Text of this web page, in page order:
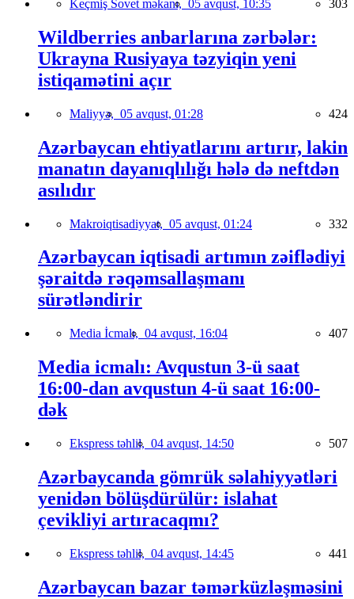
Keçmiş Sovet məkanı, 05 avqust, 10:35 303
Wildberries anbarlarına zərbələr:
Ukrayna Rusiyaya təzyiqin yeni
istiqamətini açır
Maliyyə, 05 avqust, 01:28 424
Azərbaycan ehtiyatlarını artırır, lakin
manatın dayanıqlılığı hələ də neftdən
asılıdır
Makroiqtisadiyyat, 05 avqust, 01:24 332
Azərbaycan iqtisadi artımın zəiflədiyi
şəraitdə rəqəmsallaşmanı
sürətləndirir
Media İcmalı, 04 avqust, 16:04 407
Media icmalı: Avqustun 3-ü saat
16:00-dan avqustun 4-ü saat 16:00-
dək
Ekspress təhlil, 04 avqust, 14:50 507
Azərbaycanda gömrük səlahiyyətləri
yenidən bölüşdürülür: islahat
çevikliyi artıracaqmı?
Ekspress təhlil, 04 avqust, 14:45 441
Azərbaycan bazar təmərküzləşməsini